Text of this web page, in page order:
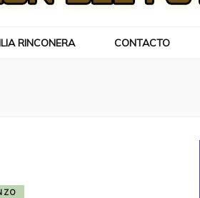
RINCONERA CONTACTO